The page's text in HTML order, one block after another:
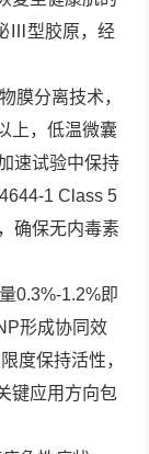
Ⅲ型胶原，经
膜分离技术，
上，低温微囊
速试验中保持
1 Class 5
确保无内毒素
0.3%-1.2%即
形成协同效
度保持活性，
键应用方向包